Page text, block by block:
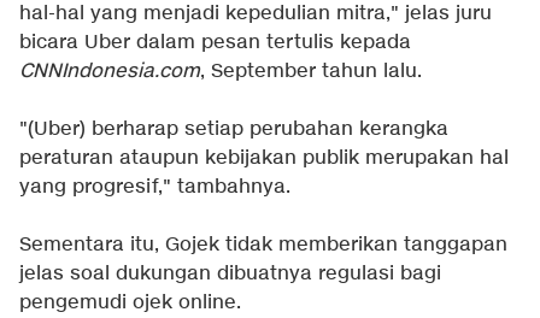
hal-hal yang menjadi kepedulian mitra," jelas juru
bicara Uber dalam pesan tertulis kepada
CNNIndonesia.com, September tahun lalu.
"(Uber) berharap setiap perubahan kerangka
peraturan ataupun kebijakan publik merupakan hal
yang progresif," tambahnya.
Sementara itu, Gojek tidak memberikan tanggapan
jelas soal dukungan dibuatnya regulasi bagi
pengemudi ojek online.